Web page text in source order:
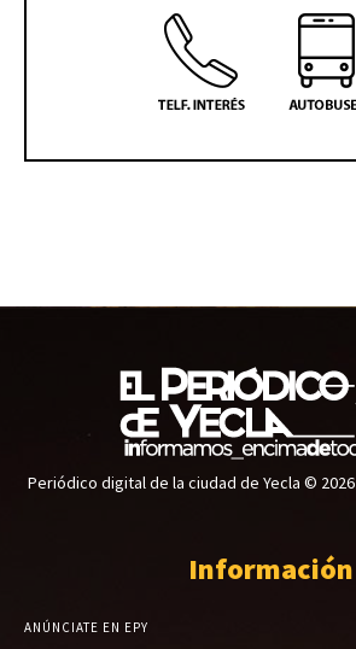
Periódico digital de la ciudad de Yecla © 2026
Información
ANÚNCIATE EN EPY